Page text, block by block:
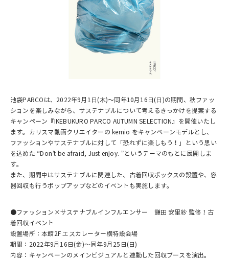
池袋PARCOは、2022年9月1日(木)～同年10月16日(日)の期間、秋ファッ
ションを楽しみながら、サステナブルについて考えるきっかけを提案する
キャンペーン『IKEBUKURO PARCO AUTUMN SELECTION』を開催いたし
ます。カリスマ動画クリエイターの kemio をキャンペーンモデルとし、
ファッションやサステナブルに対して「恐れずに楽しもう！」という思い
を込めた “Don’t be afraid, Just enjoy. ”というテーマのもとに展開しま
す。
また、期間中はサステナブルに関連した、古着回収ボックスの設置や、容
器回収も行うポップアップなどのイベントも実施します。
●ファッション×サステナブルインフルエンサー 鎌田 安里紗 監修！古
着回収イベント
設置場所：本館2F エスカレーター横特設会場
期間：2022年9月16日(金)～同年9月25日(日)
内容：キャンペーンのメインビジュアルと連動した回収ブースを演出。